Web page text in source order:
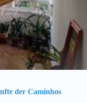
der Caminhos